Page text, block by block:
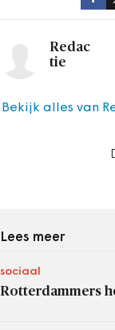
Redac
tie
Bekijk alles van
Lees meer
sociaal
Rotterdammers